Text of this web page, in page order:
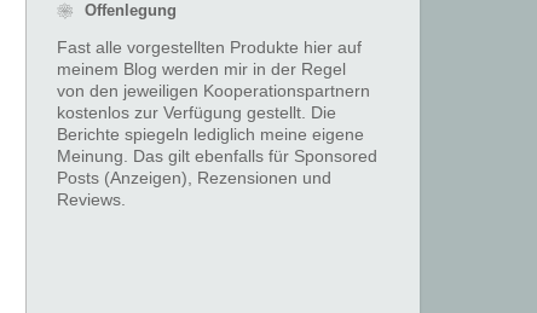
❀ Offenlegung
Fast alle vorgestellten Produkte hier auf
meinem Blog werden mir in der Regel
von den jeweiligen Kooperationspartnern
kostenlos zur Verfügung gestellt. Die
Berichte spiegeln lediglich meine eigene
Meinung. Das gilt ebenfalls für Sponsored
Posts (Anzeigen), Rezensionen und
Reviews.